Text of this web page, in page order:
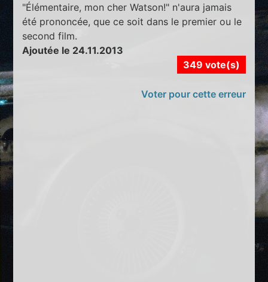
"Élémentaire, mon cher Watson!" n'aura jamais
été prononcée, que ce soit dans le premier ou le
second film.
Ajoutée le 24.11.2013
349 vote(s)
Voter pour cette erreur